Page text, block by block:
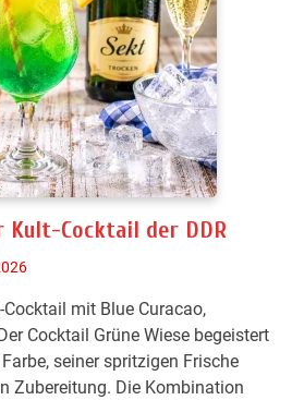
Kult-Cocktail der DDR
mit Blue Curacao,
Cocktail Grüne Wiese begeistert
seiner spritzigen Frische
Zubereitung. Die Kombination